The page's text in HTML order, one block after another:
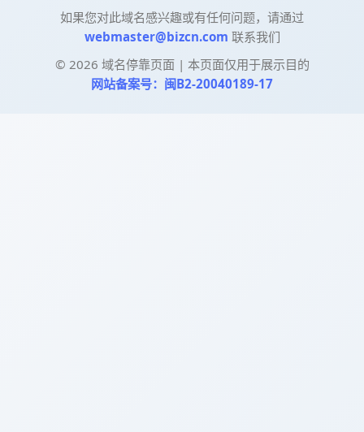
如果您对此域名感兴趣或有任何问题，请通过
webmaster@bizcn.com 联系我们
© 2026 域名停靠页面 | 本页面仅用于展示目的
网站备案号：闽B2-20040189-17